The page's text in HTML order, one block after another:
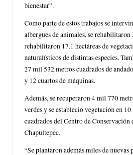
bienestar”.
Como parte de estos trabajos se
albergues de animales, se rehabilitaron
rehabilitaron 17.1 hectáreas de
naturalísticos de distintas especies.
27 mil 532 metros cuadrados de
y 12 cuartos de máquinas.
Además, se recuperaron 4 mil 770
verdes y se estableció vegetación en
cuadrados del Centro de Conservación
Chapultepec.
“Se plantaron además miles de nuevas